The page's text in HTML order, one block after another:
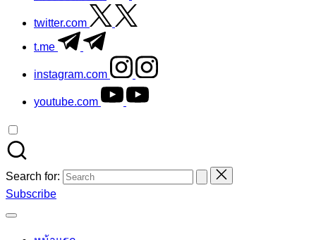
twitter.com
t.me
instagram.com
youtube.com
Search for:
Subscribe